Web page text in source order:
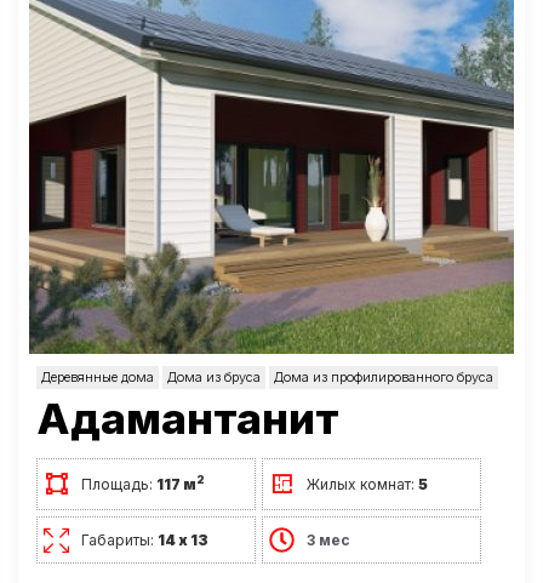
Деревянные дома Дома из бруса Дома из профилированного бруса
Адамантанит
Площадь: 117 м2 Жилых комнат:5
Габариты: 14 х 13 3 мес